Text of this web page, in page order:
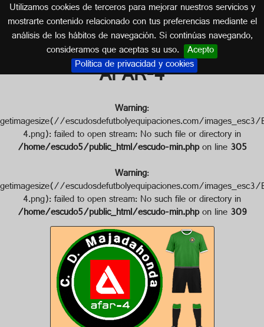
Utilizamos cookies de terceros para mejorar nuestros servicios y
mostrarte contenido relacionado con tus preferencias mediante el
análisis de los hábitos de navegación. Si continúas navegando,
consideramos que aceptas su uso. Acepto
Política de privacidad y cookies
Escudo de C.D. MAJADAHONDA
AFAR-4
MADRID
Warning:
getimagesize(//escudosdefutbolyequipaciones.com/
4.png): failed to open stream: No such file or directory in
/home/escudo5/public_html/escudo-min.phpon line305
Warning:
getimagesize(//escudosdefutbolyequipaciones.com/
4.png): failed to open stream: No such file or directory in
/home/escudo5/public_html/escudo-min.phpon line309